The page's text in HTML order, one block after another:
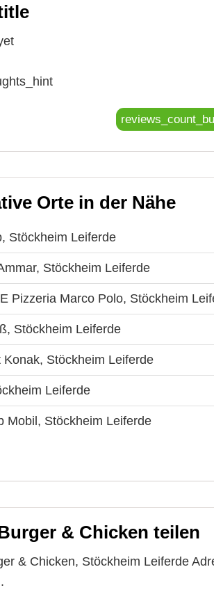
Orte in der Nähe
Stöckheim Leiferde
Stöckheim Leiferde
Pizzeria Marco Polo, Stöckheim
Stöckheim Leiferde
Konak, Stöckheim Leiferde
Leiferde
Mobil, Stöckheim Leiferde
& Chicken teilen
& Chicken, Stöckheim Leiferde